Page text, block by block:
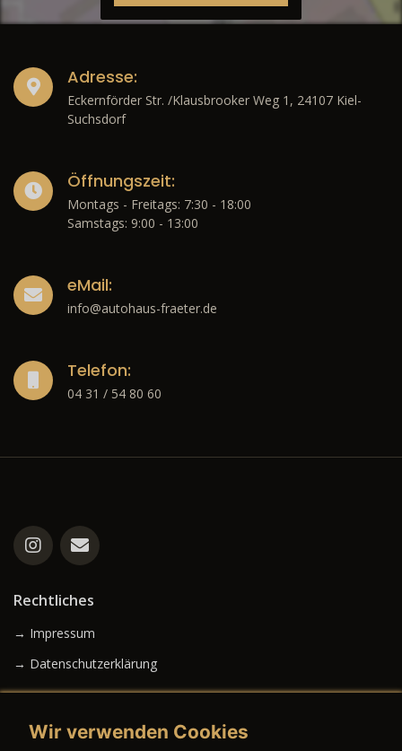
Adresse:
Eckernförder Str. /Klausbrooker Weg 1, 24107 Kiel-
Suchsdorf
Öffnungszeit:
Montags - Freitags: 7:30 - 18:00
Samstags: 9:00 - 13:00
eMail:
info@autohaus-fraeter.de
Telefon:
04 31 / 54 80 60
Rechtliches
→ Impressum
→ Datenschutzerklärung
Wir verwenden Cookies